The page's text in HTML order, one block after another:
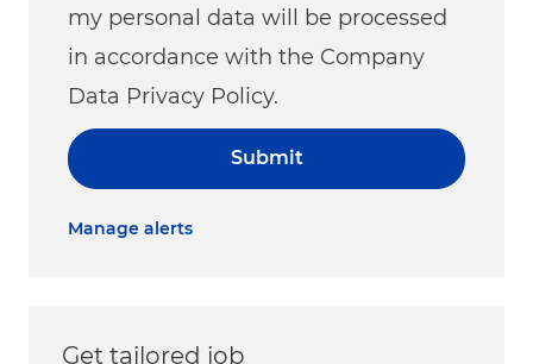
my personal data will be processed
in accordance with the Company
Data Privacy Policy.
Submit
Manage alerts
Get tailored job